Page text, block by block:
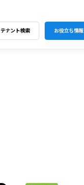
テナント検索 お役立ち情報